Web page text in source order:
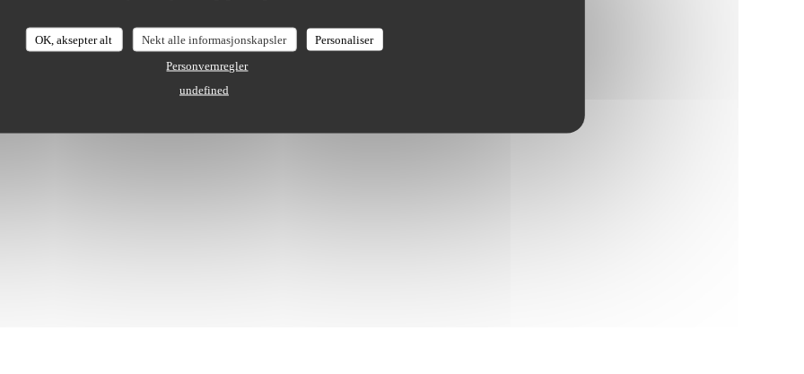
OK, aksepter alt Nekt alle informasjonskapsler
Personaliser
Personvernregler
undefined